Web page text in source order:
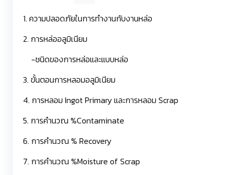
1. ความปลอดภัยในการทำงานกับงานหล่อ
2. การหล่ออลูมิเนียม
-ชนิดของการหล่อและแบบหล่อ
3. ขั้นตอนการหลอมอลูมิเนียม
4. การหลอม Ingot Primary และการหลอม Scrap
5. การคำนวณ %Contaminate
6. การคำนวณ % Recovery
7. การคำนวณ %Moisture of Scrap